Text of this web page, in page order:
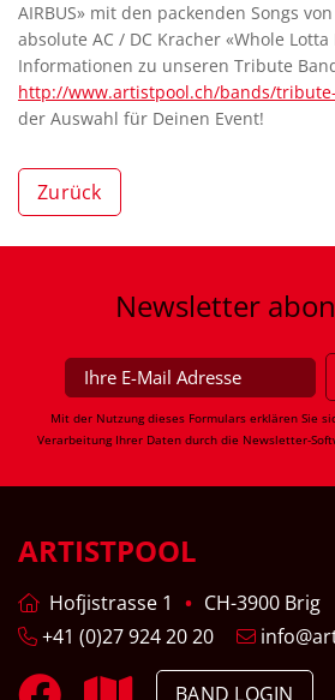
AIRBUS» mit den packenden Songs
absolute AC / DC Kracher «Whole Lotta
Informationen zu unseren Tribute
http://www.artistpool.ch/bands/
der Auswahl für Deinen Event!
Zurück
Newsletter
Mit der Nutzung dieses Formulars erklären Sie
Verarbeitung Ihrer Daten durch die Newsletter-
ARTISTPOOL
Hofjistrasse 1
CH-3900 Brig
+41 (0)27 924 20 20
BAND LOGIN